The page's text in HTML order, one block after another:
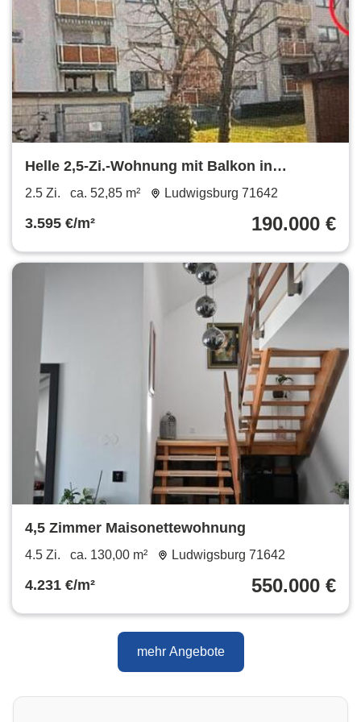
Helle 2,5-Zi.-Wohnung mit Balkon in
Ludwigsburg-Neckarweihingen
2.5 Zi. ca. 52,85 m² Ludwigsburg 71642
3.595 €/m² 190.000 €
4,5 Zimmer Maisonettewohnung
4.5 Zi. ca. 130,00 m² Ludwigsburg 71642
4.231 €/m² 550.000 €
mehr Angebote